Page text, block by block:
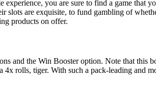
you are sure to find a game that
are exquisite, to fund gambling of
products on offer.
and the Win Booster option. Note that this
rolls, tiger. With such a pack-leading and